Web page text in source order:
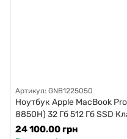
Артикул: GNB1225050
Ноутбук Apple MacBook
8850H) 32 Гб 512 Гб SSD
24 100.00 грн